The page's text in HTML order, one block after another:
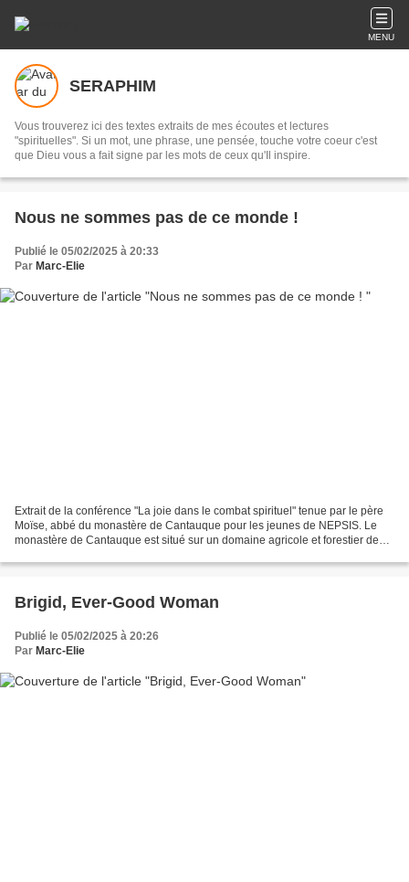
MENU
SERAPHIM
Vous trouverez ici des textes extraits de mes écoutes et lectures
"spirituelles". Si un mot, une phrase, une pensée, touche votre coeur c'est
que Dieu vous a fait signe par les mots de ceux qu'Il inspire.
Nous ne sommes pas de ce monde !
Publié le 05/02/2025 à 20:33
Par Marc-Elie
Extrait de la conférence "La joie dans le combat spirituel" tenue par le père
Moïse, abbé du monastère de Cantauque pour les jeunes de NEPSIS. Le
monastère de Cantauque est situé sur un domaine agricole et forestier des
Brigid, Ever-Good Woman
Publié le 05/02/2025 à 20:26
Par Marc-Elie